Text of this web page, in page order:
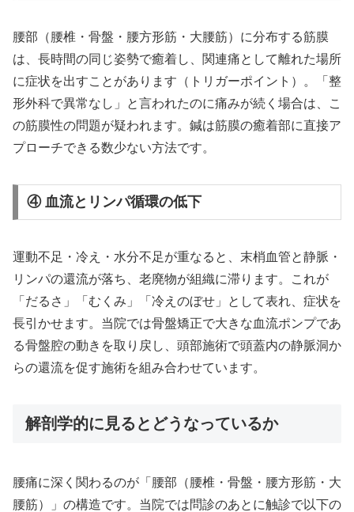
腰部（腰椎・骨盤・腰方形筋・大腰筋）に分布する筋膜
は、長時間の同じ姿勢で癒着し、関連痛として離れた場所
に症状を出すことがあります（トリガーポイント）。「整
形外科で異常なし」と言われたのに痛みが続く場合は、こ
の筋膜性の問題が疑われます。鍼は筋膜の癒着部に直接ア
プローチできる数少ない方法です。
④ 血流とリンパ循環の低下
運動不足・冷え・水分不足が重なると、末梢血管と静脈・
リンパの還流が落ち、老廃物が組織に滞ります。これが
「だるさ」「むくみ」「冷えのぼせ」として表れ、症状を
長引かせます。当院では骨盤矯正で大きな血流ポンプであ
る骨盤腔の動きを取り戻し、頭部施術で頭蓋内の静脈洞か
らの還流を促す施術を組み合わせています。
解剖学的に見るとどうなっているか
腰痛に深く関わるのが「腰部（腰椎・骨盤・腰方形筋・大
腰筋）」の構造です。当院では問診のあとに触診で以下の